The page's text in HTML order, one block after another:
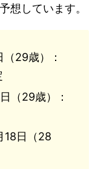
想しています。
29歳）：
（29歳）：
18日（28